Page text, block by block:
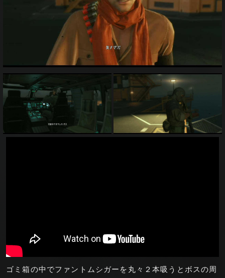
ゴミ箱の中でファントムシガーを丸々２本吸うとボスの周